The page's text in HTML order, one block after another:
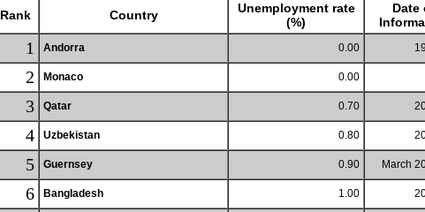
Rank Country
Unemployment rate
(%)
Date
1 Andorra 0.00
2 Monaco 0.00
3 Qatar 0.70
4 Uzbekistan 0.80
5 Guernsey 0.90 March
6 Bangladesh 1.00